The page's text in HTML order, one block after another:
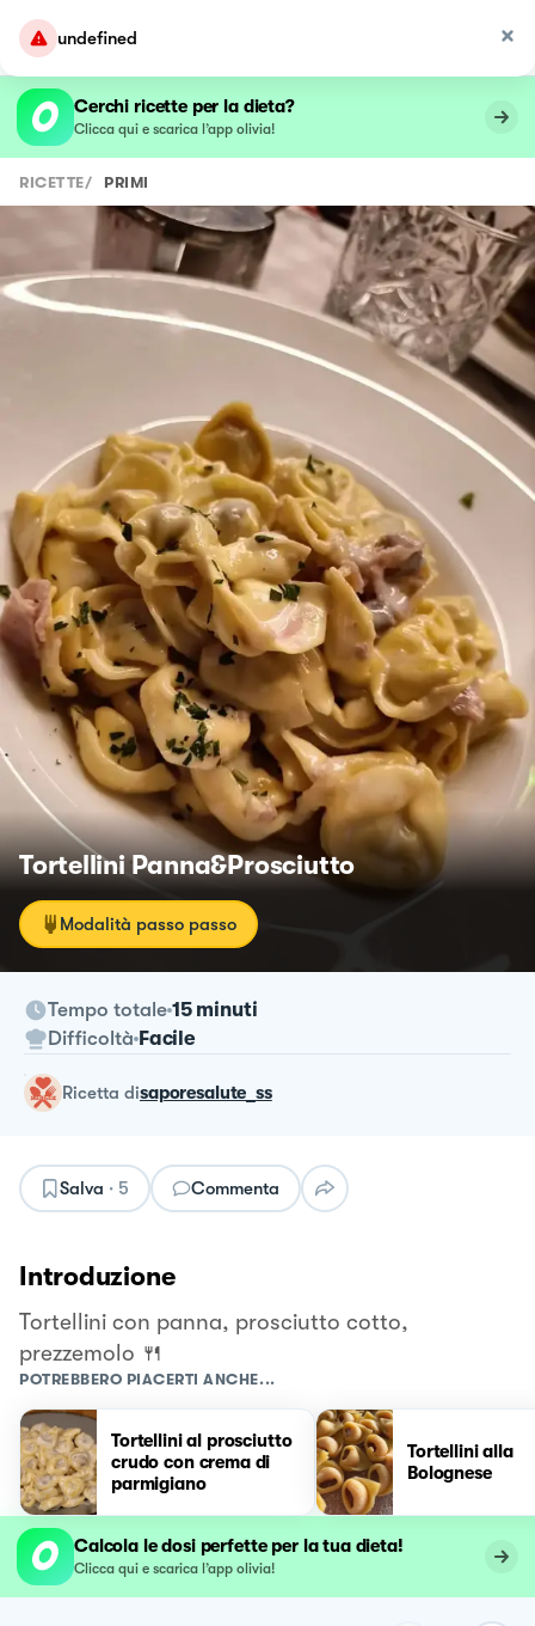
undefined
Cerchi ricette per la dieta?
Clicca qui e scarica l’app olivia!
RICETTE/ PRIMI
Tortellini Panna&Prosciutto
Modalità passo passo
Tempo totale 15 minuti
Difficoltà Facile
ricetta disaporesalute_ss
Salva · 5 Commenta
Introduzione
Tortellini con panna, prosciutto cotto,
prezzemolo 🍴
POTREBBERO PIACERTI ANCHE...
Tortellini al prosciutto
crudo con crema di
parmigiano
Tortellini alla
Bolognese
Calcola le dosi perfette per la tua dieta!
Clicca qui e scarica l’app olivia!